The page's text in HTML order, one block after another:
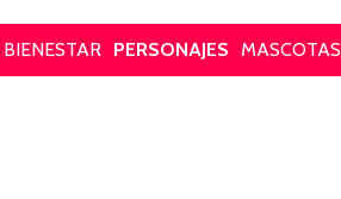
BIENESTAR PERSONAJES MASCOTAS